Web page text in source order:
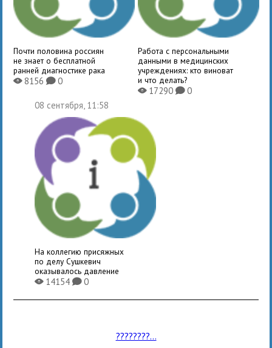
Почти половина россиян
не знает о бесплатной
ранней диагностике рака
X8156K0
Работа с персональными
данными в медицинских
учреждениях: кто виноват
и что делать?
X17290 K0
08 сентября, 11:58
На коллегию присяжных
по делу Сушкевич
оказывалось давление
X14154K0
????????...